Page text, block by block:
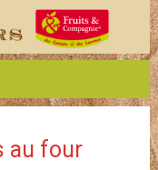
au four